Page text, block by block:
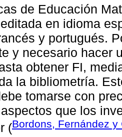
de Educación
en idioma
y portugués.
y necesario hacer
obtener FI,
la bibliometría.
tomarse con
que los
(Bordons, Fernández y